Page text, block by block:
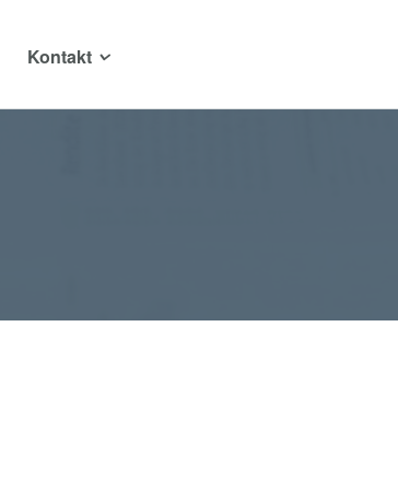
Kontakt